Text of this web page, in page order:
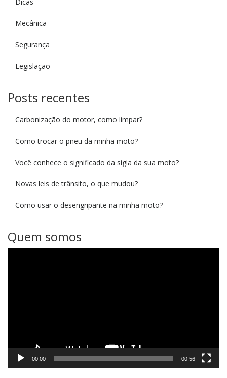
Dicas
Mecânica
Segurança
Legislação
Posts recentes
Carbonização do motor, como limpar?
Como trocar o pneu da minha moto?
Você conhece o significado da sigla da sua moto?
Novas leis de trânsito, o que mudou?
Como usar o desengripante na minha moto?
Quem somos
00:00 00:56